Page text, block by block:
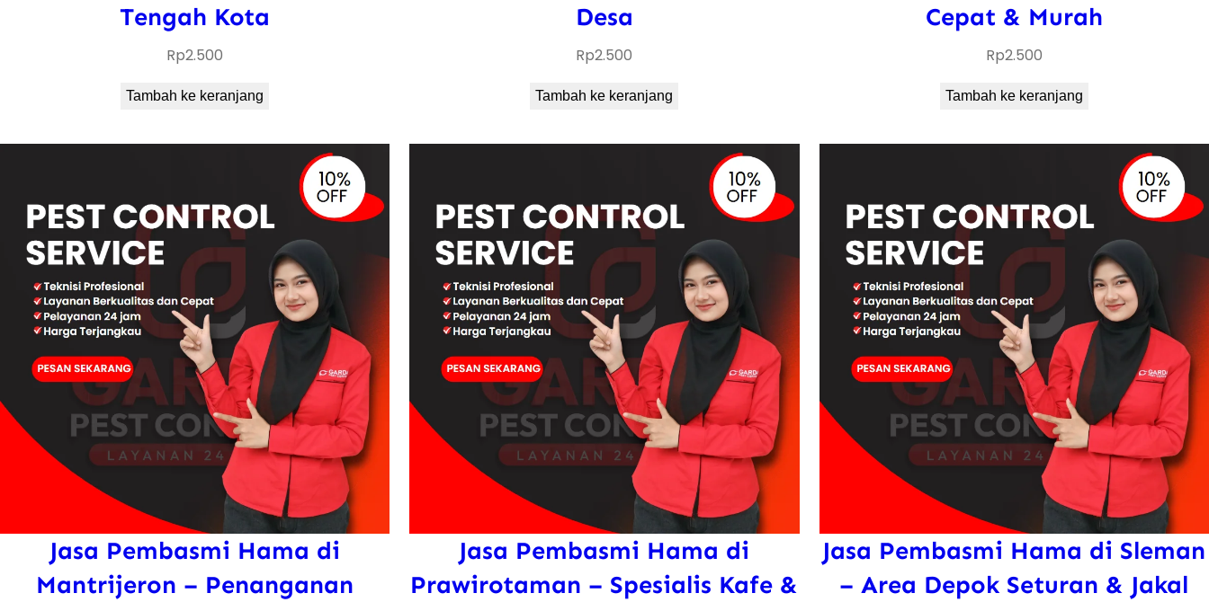
Tengah Kota
Rp2.500
Tambah ke keranjang
Desa
Rp2.500
Tambah ke keranjang
Cepat & Murah
Rp2.500
Tambah ke keranjang
Jasa Pembasmi Hama di
Mantrijeron – Penanganan
Jasa Pembasmi Hama di
Prawirotaman – Spesialis Kafe &
Jasa Pembasmi Hama di Sleman
– Area Depok Seturan & Jakal